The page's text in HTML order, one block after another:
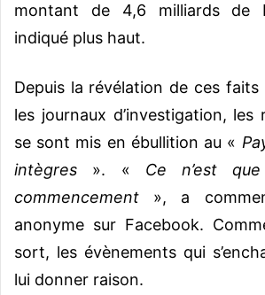
montant de 4,6 milliards de
indiqué plus haut.
Depuis la révélation de ces
les journaux d’investigation, les
se sont mis en ébullition au «
intègres ». « Ce n’est
commencement », a
anonyme sur Facebook.
sort, les évènements qui
lui donner raison.